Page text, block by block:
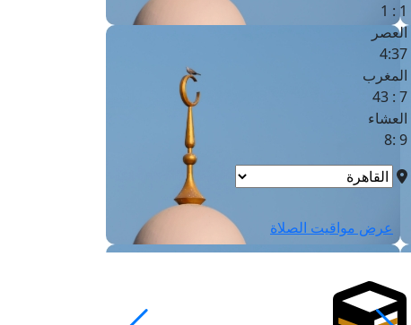
1 : 1
العصر
4:37
المغرب
7 : 43
العشاء
9 :8
عرض مواقيت الصلاة